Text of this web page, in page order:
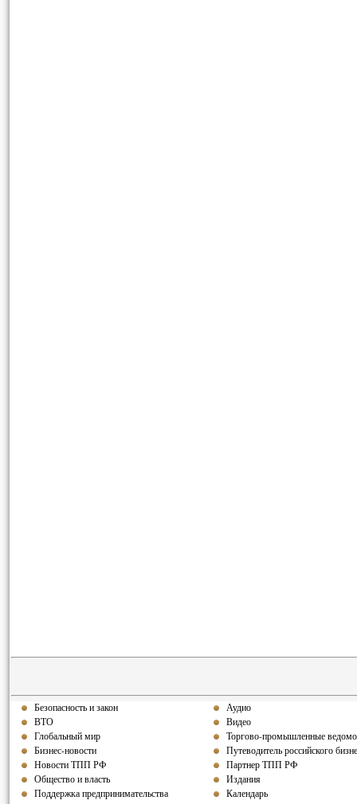
Безопасность и закон
ВТО
Глобальный мир
Бизнес-новости
Новости ТПП РФ
Общество и власть
Поддержка предпринимательства
Аудио
Видео
Торгово-промышленные
Путеводитель российского
Партнер ТПП РФ
Издания
Календарь